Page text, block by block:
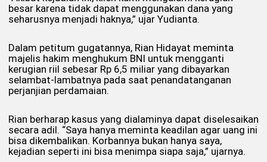
besar karena tidak dapat menggunakan dana yang
seharusnya menjadi haknya,” ujar Yudianta.
Dalam petitum gugatannya, Rian Hidayat meminta
majelis hakim menghukum BNI untuk mengganti
kerugian riil sebesar Rp 6,5 miliar yang dibayarkan
selambat-lambatnya pada saat penandatanganan
perjanjian perdamaian.
Rian berharap kasus yang dialaminya dapat diselesaikan
secara adil. “Saya hanya meminta keadilan agar uang ini
bisa dikembalikan. Korbannya bukan hanya saya,
kejadian seperti ini bisa menimpa siapa saja,” ujarnya.